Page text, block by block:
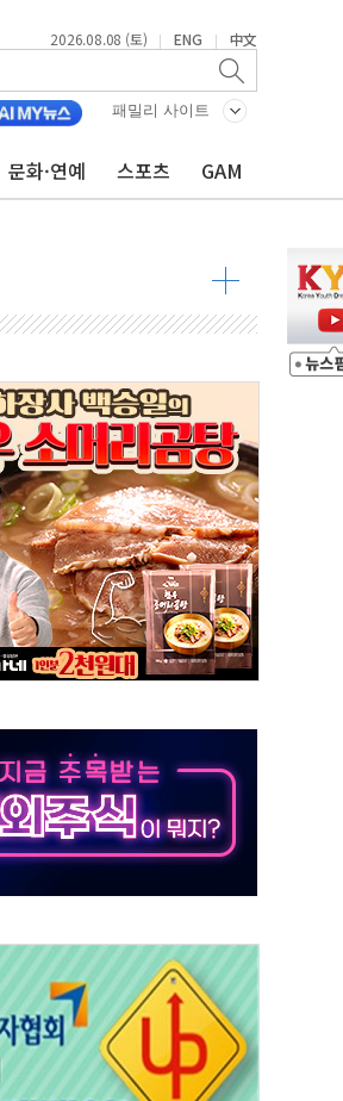
2026.08.08 (토) | ENG | 中文
패밀리 사이트
문화·연예 스포츠 GAM
력 강화
크·웬디스↓